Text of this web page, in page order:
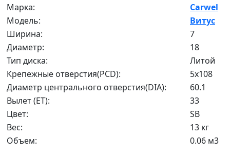
Марка:
Carwel
Модель:
Витус
Ширина:
7
Диаметр:
18
Тип диска:
Литой
Крепежные отверстия(PCD):
5x108
Диаметр центрального отверстия(DIA):
60.1
Вылет (ET):
33
Цвет:
SB
Вес:
13 кг
Объем:
0.06 м3